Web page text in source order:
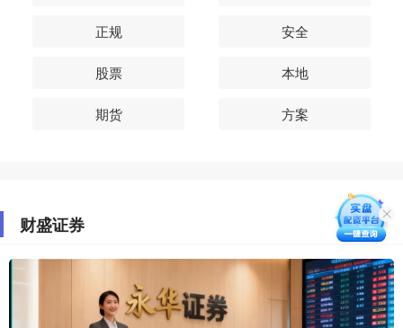
正规 安全
股票 本地
期货 方案
财盛证券